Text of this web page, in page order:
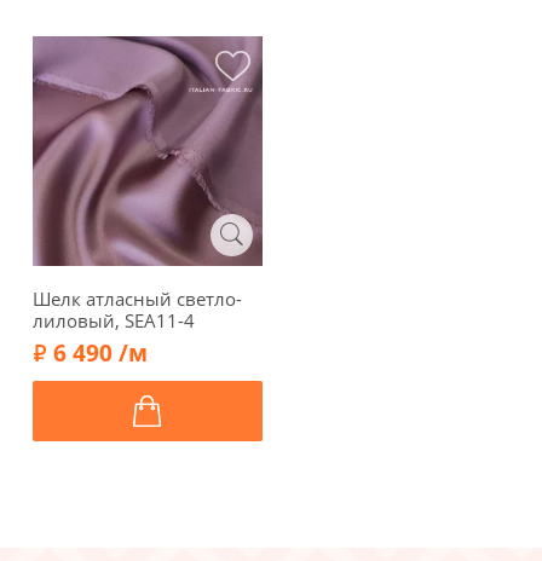
Шелк атласный светло-
лиловый, SEA11-4
6 490 /м